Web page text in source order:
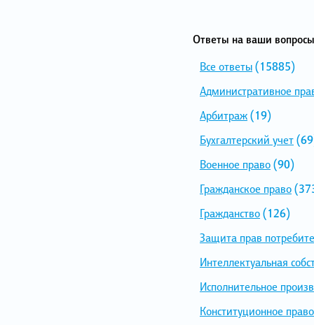
Ответы на ваши
Все ответы(15885)
Административное
Арбитраж(19)
Бухгалтерский учет
Военное право(90)
Гражданское право
Гражданство(126)
Защита прав
Интеллектуальная
Исполнительное
Конституционное право